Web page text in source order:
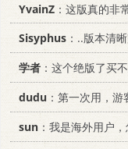
YvainZ ：这版真的非
Sisyphus ：..版本清晰
学者 ：这个绝版了买
dudu ：第一次用，游
sun ：我是海外用户